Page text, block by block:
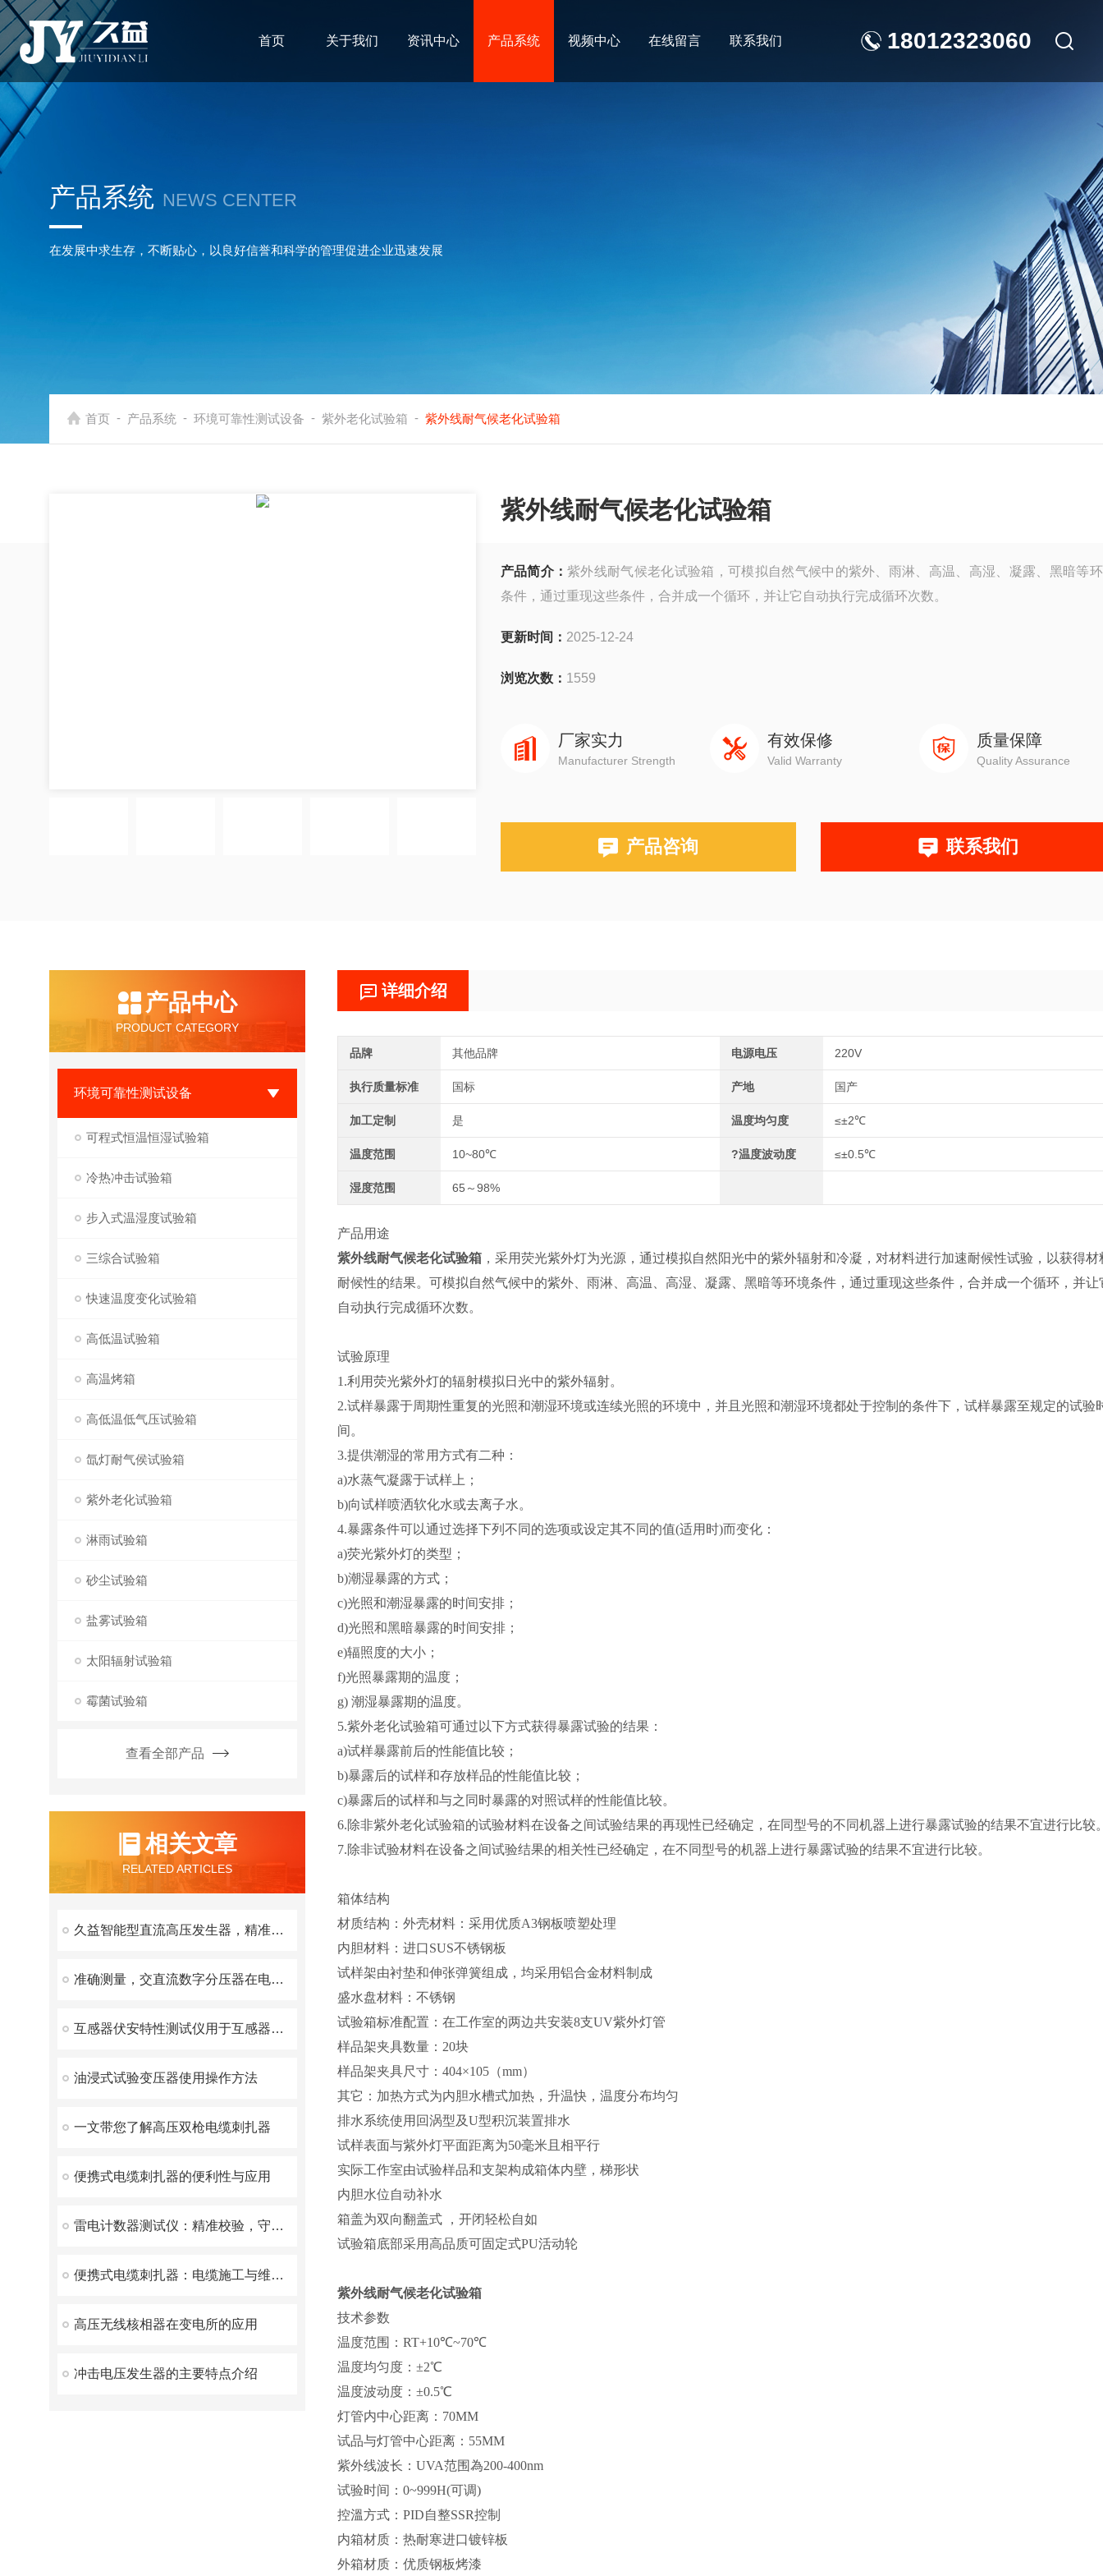
18012323060
首页 关于我们 资讯中心 产品系统 视频中心 在线留言 联系我们
产品系统 NEWS CENTER
在发展中求生存，不断贴心，以良好信誉和科学的管理促进企业迅速发展
首页 - 产品系统 - 环境可靠性测试设备 - 紫外老化试验箱 - 紫外线耐气候老化试验箱
紫外线耐气候老化试验箱
产品简介： 紫外线耐气候老化试验箱，可模拟自然气候中的紫外、雨淋、高温、高湿、凝露、黑暗等
条件，通过重现这些条件，合并成一个循环，并让它自动执行完成循环次数。
更新时间： 2025-12-24
浏览次数： 1559
厂家实力
Manufacturer Strength
有效保修
Valid Warranty
质量保障
Quality Assurance
产品咨询 联系我们
产品中心
PRODUCT CATEGORY
环境可靠性测试设备
可程式恒温恒湿试验箱
冷热冲击试验箱
步入式温湿度试验箱
三综合试验箱
快速温度变化试验箱
高低温试验箱
高温烤箱
高低温低气压试验箱
氙灯耐气侯试验箱
紫外老化试验箱
淋雨试验箱
砂尘试验箱
盐雾试验箱
太阳辐射试验箱
霉菌试验箱
查看全部产品
相关文章
RELATED ARTICLES
久益智能型直流高压发生器，精准高效的高压测试解决方案
准确测量，交直流数字分压器在电力检测中的核心应用与性能优化
互感器伏安特性测试仪用于互感器铁芯质量检查与短路监测
油浸式试验变压器使用操作方法
一文带您了解高压双枪电缆刺扎器
便携式电缆刺扎器的便利性与应用
雷电计数器测试仪：精准校验，守护电力与气象安全
便携式电缆刺扎器：电缆施工与维护的得力助手
高压无线核相器在变电所的应用
冲击电压发生器的主要特点介绍
详细介绍
品牌 其他品牌 电源电压 220V
执行质量标准 国标 产地 国产
加工定制 是 温度均匀度 ≤±2℃
温度范围 10~80℃ ?温度波动度 ≤±0.5℃
湿度范围 65～98%
产品用途
紫外线耐气候老化试验箱 ，采用荧光紫外灯为光源，通过模拟自然阳光中的紫外辐射和冷凝，对材料进行加速耐候性试验，以获得材
耐候性的结果。可模拟自然气候中的紫外、雨淋、高温、高湿、凝露、黑暗等环境条件，通过重现这些条件，合并成一个循环，并让
自动执行完成循环次数。
试验原理
1.利用荧光紫外灯的辐射模拟日光中的紫外辐射。
2.试样暴露于周期性重复的光照和潮湿环境或连续光照的环境中，并且光照和潮湿环境都处于控制的条件下，试样暴露至规定的试验
间。
3.提供潮湿的常用方式有二种：
a)水蒸气凝露于试样上；
b)向试样喷洒软化水或去离子水。
4.暴露条件可以通过选择下列不同的选项或设定其不同的值(适用时)而变化：
a)荧光紫外灯的类型；
b)潮湿暴露的方式；
c)光照和潮湿暴露的时间安排；
d)光照和黑暗暴露的时间安排；
e)辐照度的大小；
f)光照暴露期的温度；
g) 潮湿暴露期的温度。
5.紫外老化试验箱可通过以下方式获得暴露试验的结果：
a)试样暴露前后的性能值比较；
b)暴露后的试样和存放样品的性能值比较；
c)暴露后的试样和与之同时暴露的对照试样的性能值比较。
6.除非紫外老化试验箱的试验材料在设备之间试验结果的再现性已经确定，在同型号的不同机器上进行暴露试验的结果不宜进行比较
7.除非试验材料在设备之间试验结果的相关性已经确定，在不同型号的机器上进行暴露试验的结果不宜进行比较。
箱体结构
材质结构：外壳材料：采用优质A3钢板喷塑处理
内胆材料：进口SUS不锈钢板
试样架由衬垫和伸张弹簧组成，均采用铝合金材料制成
盛水盘材料：不锈钢
试验箱标准配置：在工作室的两边共安装8支UV紫外灯管
样品架夹具数量：20块
样品架夹具尺寸：404×105（mm）
其它：加热方式为内胆水槽式加热，升温快，温度分布均匀
排水系统使用回涡型及U型积沉装置排水
试样表面与紫外灯平面距离为50毫米且相平行
实际工作室由试验样品和支架构成箱体内壁，梯形状
内胆水位自动补水
箱盖为双向翻盖式 ，开闭轻松自如
试验箱底部采用高品质可固定式PU活动轮
紫外线耐气候老化试验箱
技术参数
温度范围：RT+10℃~70℃
温度均匀度：±2℃
温度波动度：±0.5℃
灯管内中心距离：70MM
试品与灯管中心距离：55MM
紫外线波长：UVA范围為200-400nm
试验时间：0~999H(可调)
控溫方式：PID自整SSR控制
内箱材质：热耐寒进口镀锌板
外箱材质：优质钢板烤漆